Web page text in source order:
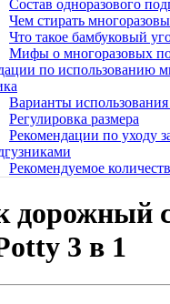
Состав одноразового
Чем стирать
Что такое бамбуковый
Мифы о многоразовых
по использованию
Варианты
Регулировка размера
Рекомендации по уходу
Рекомендуемое
дорожный
3 в 1